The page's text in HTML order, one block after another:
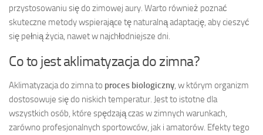
przystosowaniu się do zimowej aury. Warto również poznać
skuteczne metody wspierające tę naturalną adaptację, aby cieszyć
się pełnią życia, nawet w najchłodniejsze dni.
Co to jest aklimatyzacja do zimna?
Aklimatyzacja do zimna to proces biologiczny, w którym organizm
dostosowuje się do niskich temperatur. Jest to istotne dla
wszystkich osób, które spędzają czas w zimnych warunkach,
zarówno profesjonalnych sportowców, jak i amatorów. Efekty tego